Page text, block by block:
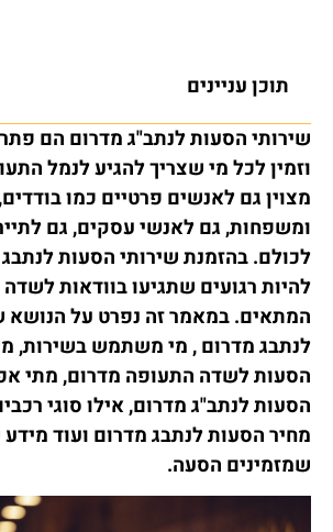
תוכן עניינים
שירותי הסעות לנתב"ג מדרום הם
וזמין לכל מי שצריך להגיע לנמל
מצוין גם לאנשים פרטיים כמו
ומשפחות, גם לאנשי עסקים, גם
לכולם. בהזמנת שירותי הסעות
להיות רגועים שתגיעו בוודאות
המתאים. במאמר זה נפרט על
לנתבג מדרום , מי משתמש בשירות,
הסעות לשדה התעופה מדרום, מתי
הסעות לנתב"ג מדרום, אילו סוגי
מחיר הסעות לנתבג מדרום ועוד
שמזמינים הסעה.